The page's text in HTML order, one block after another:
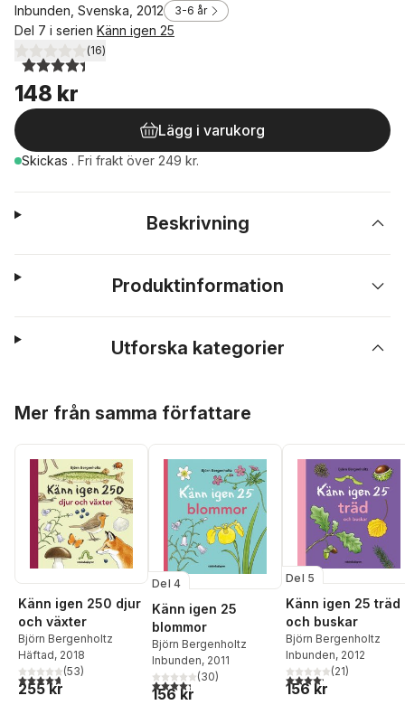
Inbunden, Svenska, 2012
3-6 år
Del 7 i serien Känn igen 25
4,4utav 5 stjärnor. Totalt antal röster:
(16)
148 kr
Lägg i varukorg
Skickas . Fri frakt över 249 kr.
Beskrivning
Produktinformation
Utforska kategorier
Mer från samma författare
Känn igen 250 djur
och växter
Björn Bergenholtz
Häftad, 2018
4,7utav 5 stjärnor. Totalt antal röster:
(53)
255 kr
Del 4
Känn igen 25
blommor
Björn Bergenholtz
Inbunden, 2011
4,3utav 5 stjärnor. Totalt antal röster:
(30)
156 kr
Del 5
Känn igen 25 träd
och buskar
Björn Bergenholtz
Inbunden, 2012
4,2utav 5 stjärnor.
(21)
156 kr